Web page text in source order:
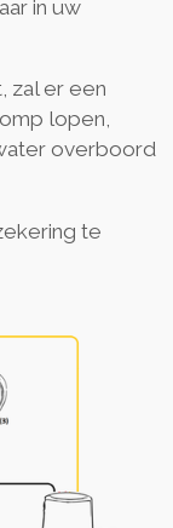
in uw
zal er een
lopen,
overboord
te